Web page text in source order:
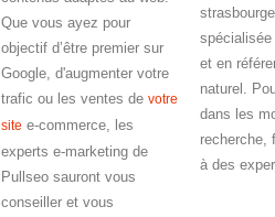
Que vous ayez pour
objectif d’être premier sur
Google, d'augmenter votre
trafic ou les ventes de votre
site e-commerce, les
experts e-marketing de
Pullseo sauront vous
conseiller et vous
et en
naturel.
dans les
recherche,
à des